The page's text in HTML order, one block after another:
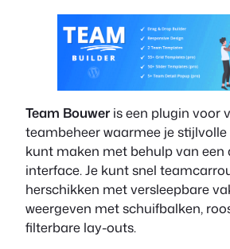
Team Bouwer is een plugin voor
teambeheer waarmee je
kunt maken met behulp van
interface. Je kunt snel
herschikken met versleepbare
weergeven met schuifbalken,
filterbare lay-outs.